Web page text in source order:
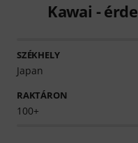
Kawai -
SZÉKHELY
Japan
RAKTÁRON
100+